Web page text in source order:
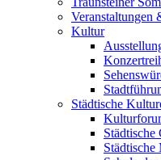
Veranstaltungen
Kultur
Städtische
Städtische
Städtische